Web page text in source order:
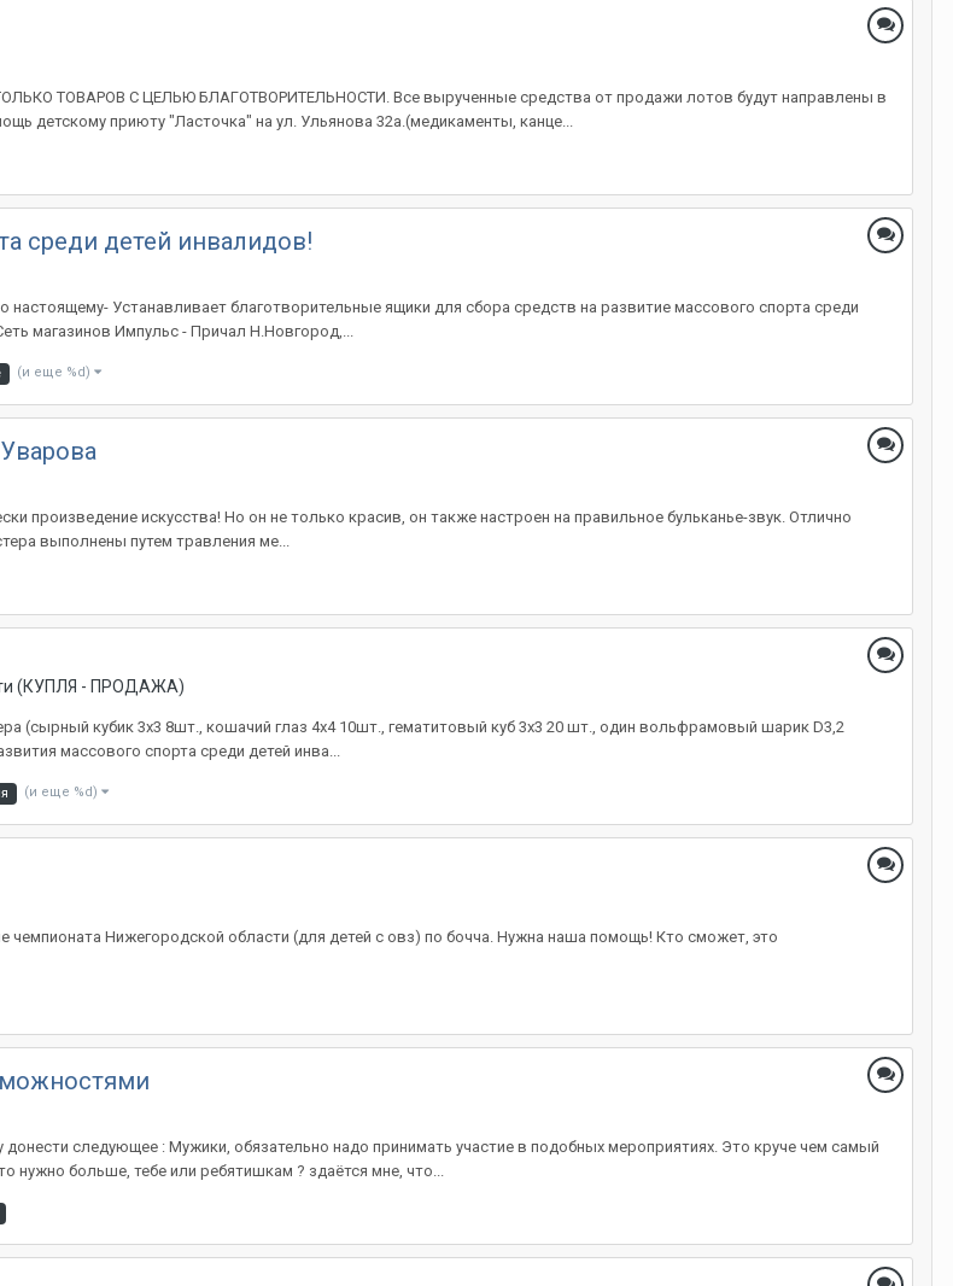
ТОВАРОВ С ЦЕЛЬЮ БЛАГОТВОРИТЕЛЬНОСТИ. Все вырученные средства от продажи лотов будут направлены в
детскому приюту "Ласточка" на ул. Ульянова 32а.(медикаменты, канце...
среди детей инвалидов!
Устанавливает благотворительные ящики для сбора средств на развитие массового спорта среди
магазинов Импульс - Причал Н.Новгород,...
(и еще %d)
произведение искусства! Но он не только красив, он также настроен на правильное бульканье-звук. Отлично
выполнены путем травления ме...
(КУПЛЯ - ПРОДАЖА)
(сырный кубик 3х3 8шт., кошачий глаз 4х4 10шт., гематитовый куб 3х3 20 шт., один вольфрамовый шарик D3,2
массового спорта среди детей инва...
(и еще %d)
чемпионата Нижегородской области (для детей с овз) по бочча. Нужна наша помощь! Кто сможет, это
следующее : Мужики, обязательно надо принимать участие в подобных мероприятиях. Это круче чем самый
нужно больше, тебе или ребятишкам ? здаётся мне, что...